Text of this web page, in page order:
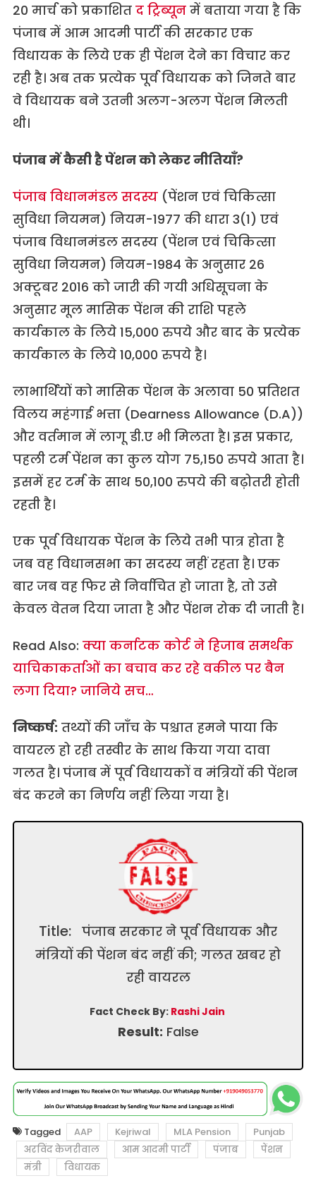
20 मार्च को प्रकाशित द ट्रिब्यूनमें बताया गया है कि
पंजाब में आम आदमी पार्टी की सरकार एक
विधायक के लिये एक ही पेंशन देने का विचार कर
रही है। अब तक प्रत्येक पूर्व विधायक को जिनते बार
वे विधायक बने उतनी अलग-अलग पेंशन मिलती
थी।
पंजाब में कैसी है पेंशन को लेकर नीतियाँ?
पंजाब विधानमंडल सदस्य(पेंशन एवं चिकित्सा
सुविधा नियमन) नियम-1977 की धारा 3(1) एवं
पंजाब विधानमंडल सदस्य (पेंशन एवं चिकित्सा
सुविधा नियमन) नियम-1984 के अनुसार 26
अक्टूबर 2016 को जारी की गयी अधिसूचना के
अनुसार मूल मासिक पेंशन की राशि पहले
कार्यकाल के लिये 15,000 रुपये और बाद के प्रत्येक
कार्यकाल के लिये 10,000 रुपये है।
लाभार्थियों को मासिक पेंशन के अलावा 50 प्रतिशत
विलय महंगाई भत्ता (Dearness Allowance (D.A))
और वर्तमान में लागू डी.ए भी मिलता है। इस प्रकार,
पहली टर्म पेंशन का कुल योग 75,150 रुपये आता है।
इसमें हर टर्म के साथ 50,100 रुपये की बढ़ोतरी होती
रहती है।
एक पूर्व विधायक पेंशन के लिये तभी पात्र होता है
जब वह विधानसभा का सदस्य नहीं रहता है। एक
बार जब वह फिर से निर्वाचित हो जाता है, तो उसे
केवल वेतन दिया जाता है और पेंशन रोक दी जाती है।
Read Also: क्या कर्नाटक कोर्ट ने हिजाब समर्थक
याचिकाकर्ताओं का बचाव कर रहे वकील पर बैन
लगा दिया? जानिये सच…
निष्कर्ष: तथ्यों की जाँच के पश्चात हमने पाया कि
वायरल हो रही तस्वीर के साथ किया गया दावा
गलत है। पंजाब में पूर्व विधायकों व मंत्रियों की पेंशन
बंद करने का निर्णय नहीं लिया गया है।
Title: पंजाब सरकार ने पूर्व विधायक और
मंत्रियों की पेंशन बंद नहीं की; गलत खबर हो
रही वायरल
Fact Check By: Rashi Jain
Result: False
Tagged AAP Kejriwal MLA Pension
Punjab
अरविंद केजरीवाल
आम आदमी पार्टी पंजाब
पेंशन
मंत्री
विधायक